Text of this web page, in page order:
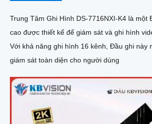
Trung Tâm Ghi Hình DS-7716NXI-K4 là một
cao được thiết kế để giám sát và ghi hình
Với khả năng ghi hình 16 kênh, Đầu ghi này
giám sát toàn diện cho người dùng